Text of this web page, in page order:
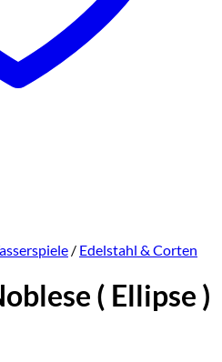
/ Edelstahl & Corten
( Ellipse )